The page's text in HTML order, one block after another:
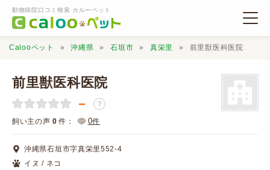
動物病院口コミ検索 カルーペット
動物病院検索
口コミ検索
Calooペット 沖縄県 石垣市 真栄里 前里獣医科医院
前里獣医科医院
－ ？
飼い主の声 0 件： 0件
沖縄県石垣市字真栄里552-4
イヌ / ネコ